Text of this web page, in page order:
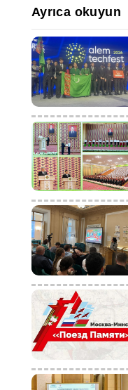
Ayrıca okuyun